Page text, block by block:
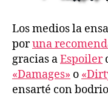
Los medios la
poruna
gracias aEspoiler
«Damages» o
ensarté con